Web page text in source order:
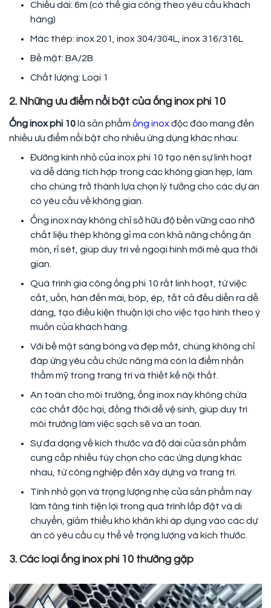
Chiều dài: 6m (có thể gia công theo yêu cầu khách
hàng)
Mác thép: inox 201, inox 304/304L, inox 316/316L
Bề mặt: BA/2B
Chất lượng: Loại 1
2. Những ưu điểm nổi bật của ống inox phi 10
Ống inox phi 10 là sản phẩm ống inoxđộc đáo mang đến
nhiều ưu điểm nổi bật cho nhiều ứng dụng khác nhau:
Đường kính nhỏ của inox phi 10 tạo nên sự linh hoạt
và dễ dàng tích hợp trong các không gian hẹp, làm
cho chúng trở thành lựa chọn lý tưởng cho các dự án
có yêu cầu về không gian.
Ống inox này không chỉ sở hữu độ bền vững cao nhờ
chất liệu thép không gỉ mà còn khả năng chống ăn
mòn, rỉ sét, giúp duy trì vẻ ngoại hình mới mẻ qua thời
gian.
Quá trình gia công ống phi 10 rất linh hoạt, từ việc
cắt, uốn, hàn đến mài, bóp, ép, tất cả đều diễn ra dễ
dàng, tạo điều kiện thuận lợi cho việc tạo hình theo ý
muốn của khách hàng.
Với bề mặt sáng bóng và đẹp mắt, chúng không chỉ
đáp ứng yêu cầu chức năng mà còn là điểm nhấn
thẩm mỹ trong trang trí và thiết kế nội thất.
An toàn cho môi trường, ống inox này không chứa
các chất độc hại, đồng thời dễ vệ sinh, giúp duy trì
môi trường làm việc sạch sẽ và an toàn.
Sự đa dạng về kích thước và độ dài của sản phẩm
cung cấp nhiều tùy chọn cho các ứng dụng khác
nhau, từ công nghiệp đến xây dựng và trang trí.
Tính nhỏ gọn và trọng lượng nhẹ của sản phẩm này
làm tăng tính tiện lợi trong quá trình lắp đặt và di
chuyển, giảm thiểu khó khăn khi áp dụng vào các dự
án có yêu cầu cụ thể về trọng lượng và kích thước.
3. Các loại ống inox phi 10 thường gặp